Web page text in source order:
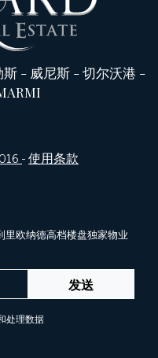
斯- 威尼斯-切尔沃港 -
-使用条款
欧纳德高档楼盘独家物业
发送
处理数据